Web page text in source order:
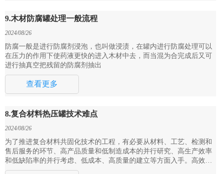
9.木材防腐罐处理一般流程
2024/08/26
防腐一般是进行防腐剂浸泡，也叫做浸渍，在罐内进行防腐处理可以
在压力的作用下使药液更快的进入木材中去，而当混为合完成后又可
进行抽真空把残留的防腐剂抽出
查看更多
8.复合材料热压罐技术难点
2024/08/26
为了推进复合材料共固化技术的工程，有必要从材料、工艺、检测和
售后服务的环节、高产品质量和低制造成本的并行研究、高生产效率
和低缺陷率的并行考虑、低成本、高质量的建立等方面入手。高效
率、低缺陷的复合材料工程制造系统实现了整个工程的低成本、低技